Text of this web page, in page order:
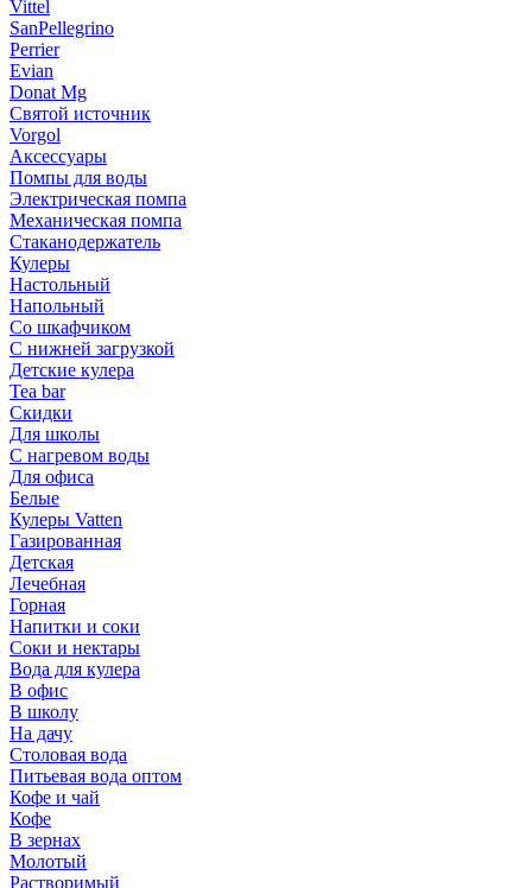
Vittel
SanPellegrino
Perrier
Evian
Donat Mg
Святой источник
Vorgol
Аксессуары
Помпы для воды
Электрическая помпа
Механическая помпа
Стаканодержатель
Кулеры
Настольный
Напольный
Со шкафчиком
С нижней загрузкой
Детские кулера
Tea bar
Скидки
Для школы
С нагревом воды
Для офиса
Белые
Кулеры Vatten
Газированная
Детская
Лечебная
Горная
Напитки и соки
Соки и нектары
Вода для кулера
В офис
В школу
На дачу
Столовая вода
Питьевая вода оптом
Кофе и чай
Кофе
В зернах
Молотый
Растворимый